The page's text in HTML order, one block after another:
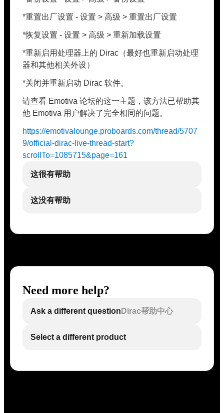
*重置出厂设置 - 设置 > 高级 > 重置出厂设置
*恢复设置 - 设置 > 高级 > 重新加载设置
*重新启用处理器上的 Dirac（最好也重新启动处理
器和其他相关外设）
*关闭并重新启动 Dirac 软件。
请查看 Emotiva 论坛的这一主题，该方法已帮助其
他 Emotiva 用户解决了完全相同的问题。
https://emotivalounge.proboards.com/thread/5707
9/official-dirac-live-thread-start?
scrollTo=1085715&page=161
这很有帮助
这没有帮助
Need more help?
Ask a different question Dirac帮助中心
Select a different product